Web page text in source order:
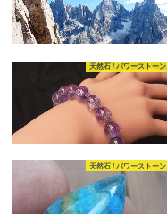
天然石 / パワーストーン
天然石 / パワーストーン